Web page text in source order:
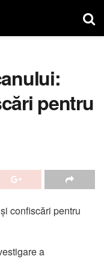
pentru
confiscări pentru
a